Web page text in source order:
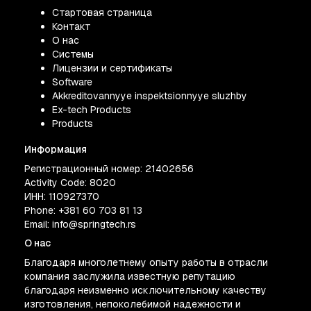
Стартовая страница
Контакт
О нас
Системы
Лицензии и сертификаты
Software
Akkreditovannyye inspektsionnyye sluzhby
Ex-tech Products
Products
Информация
Регистрационный номер: 21402656
Activity Code: 8020
ИНН: 110927370
Phone: +381 60 703 81 13
Email: info@springtech.rs
О нас
Благодаря многолетнему опыту работы в отрасли
компания заслужила известную репутацию
благодаря неизменно исключительному качеству
изготовления, непоколебимой надежности и